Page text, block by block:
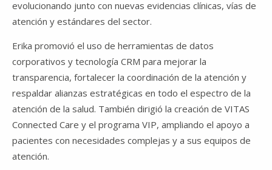
evolucionando junto con nuevas evidencias clínicas, vías de
atención y estándares del sector.
Erika promovió el uso de herramientas de datos
corporativos y tecnología CRM para mejorar la
transparencia, fortalecer la coordinación de la atención y
respaldar alianzas estratégicas en todo el espectro de la
atención de la salud. También dirigió la creación de VITAS
Connected Care y el programa VIP, ampliando el apoyo a
pacientes con necesidades complejas y a sus equipos de
atención.